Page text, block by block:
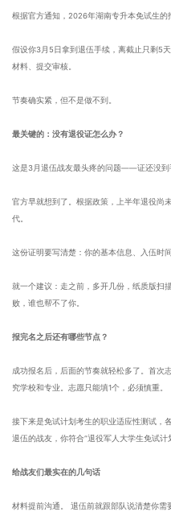
根据官方通知，2026年湖南专升本免试生的
假设你3月5日拿到退伍手续，离截止只剩5
材料、提交审核。
节奏确实紧，但不是做不到。
最关键的：没有退役证怎么办？
这是3月退伍战友最头疼的问题——证还没到
官方早就想到了。根据政策，上半年退役尚
代。
这份证明要写清楚：你的基本信息、入伍时
就一个建议：走之前，多开几份，纸质版扫
败，谁也帮不了你。
报完名之后还有哪些节点？
成功报名后，后面的节奏就轻松多了。首次
究学校和专业。志愿只能填1个，必须慎重。
接下来是免试计划考生的职业适应性测试，
退伍的战友，你符合“退役军人大学生免试计
给战友们最实在的几句话
材料提前沟通。 退伍前就跟部队说清楚你需